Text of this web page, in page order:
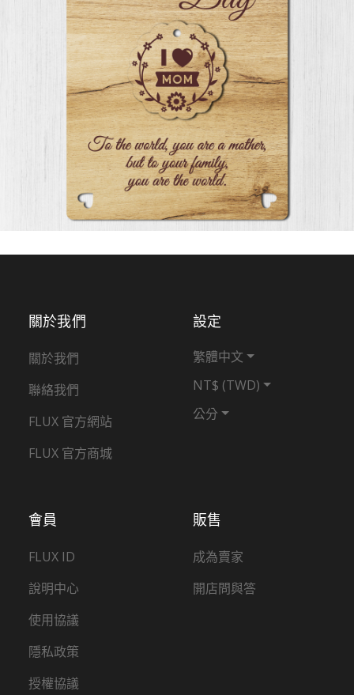
販售
成為賣家
開店問與答
會員
FLUX ID
說明中心
使用協議
隱私政策
授權協議
關於我們
關於我們
聯絡我們
FLUX 官方網站
FLUX 官方商城
設定
繁體中文
NT$ (TWD)
公分